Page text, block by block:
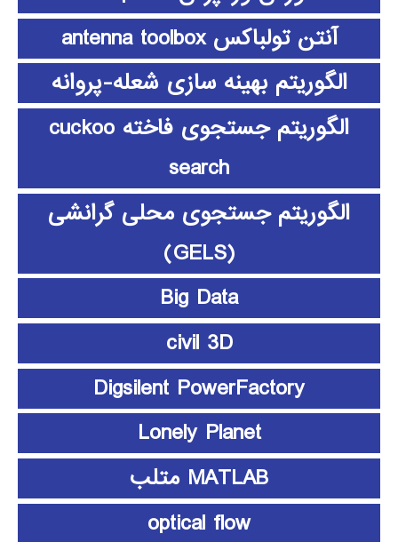
آنتن تولباکس antenna toolbox
الگوریتم بهینه سازی شعله-پروانه
الگوریتم جستجوی فاخته cuckoo
search
الگوریتم جستجوی محلی گرانشی
(GELS)
Big Data
civil 3D
Digsilent PowerFactory
Lonely Planet
MATLAB متلب
optical flow